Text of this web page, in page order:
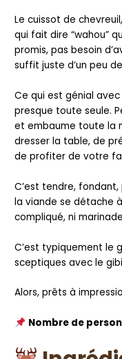
Le cuissot de
qui fait dire “wahou”
promis, pas besoin
suffit juste d’un peu
Ce qui est génial
presque toute seule.
et embaume toute la
dresser la table, de
de profiter de votre
C’est tendre,
la viande se détache
compliqué, ni
C’est typiquement le
sceptiques avec le
Alors, prêts à
Nombre de